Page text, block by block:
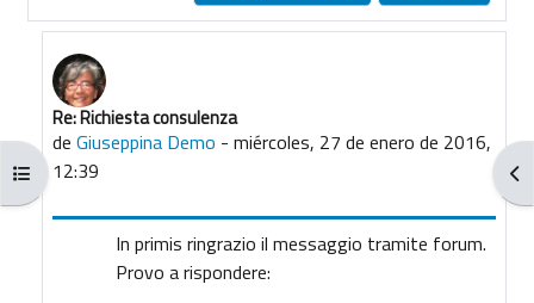
Abrir índice del curso
En respuesta a stefania magnaldi
Re: Richiesta consulenza
deGiuseppina Demo -miércoles, 27 de enero de 2016,
12:39
In primis ringrazio il messaggio tramite forum.
Provo a rispondere: